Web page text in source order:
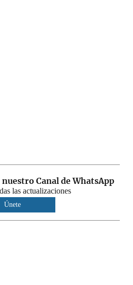
nuestro Canal de WhatsApp
las actualizaciones
Únete